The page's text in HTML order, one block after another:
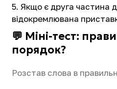
Якщо є друга частина
відокремлювана
💬 Міні-тест:
порядок?
Розстав слова в